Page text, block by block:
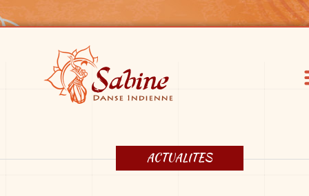
ACTUALITES